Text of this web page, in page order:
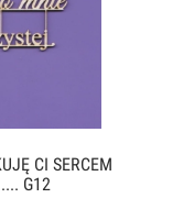
CI SERCEM
G12